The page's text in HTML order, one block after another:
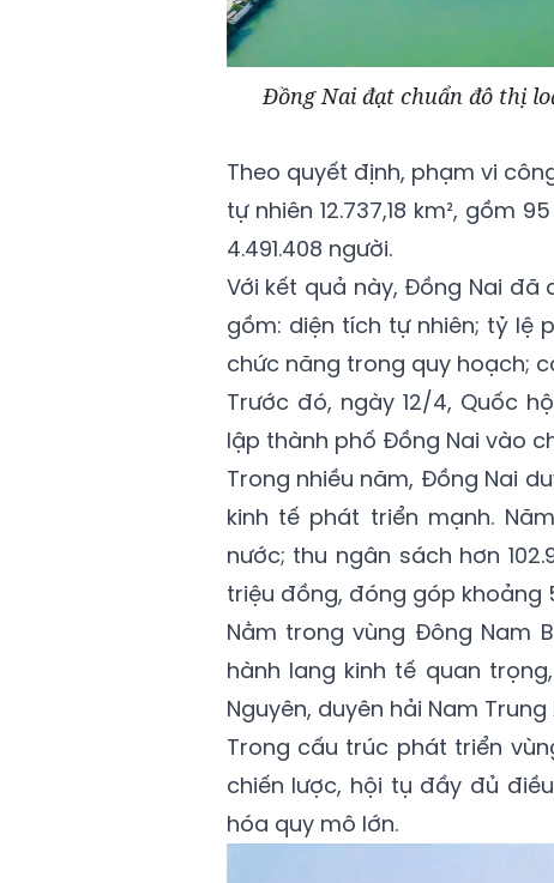
Đồng Nai đạt chuẩn đô thị
Theo quyết định, phạm vi
tự nhiên 12.737,18 km², gồm
4.491.408 người.
Với kết quả này, Đồng Nai
gồm: diện tích tự nhiên; tỷ lệ
chức năng trong quy hoạch;
Trước đó, ngày 12/4, Quốc
lập thành phố Đồng Nai vào
Trong nhiều năm, Đồng Nai
kinh tế phát triển mạnh.
nước; thu ngân sách hơn
triệu đồng, đóng góp khoảng
Nằm trong vùng Đông Nam
hành lang kinh tế quan
Nguyên, duyên hải Nam
Trong cấu trúc phát triển
chiến lược, hội tụ đầy đủ
hóa quy mô lớn.